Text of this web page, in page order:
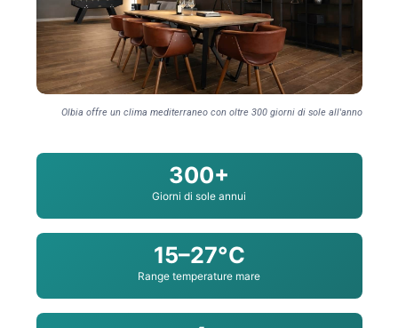
Olbia offre un clima mediterraneo con oltre 300 giorni di sole all'anno
300+
Giorni di sole annui
15–27°C
Range temperature mare